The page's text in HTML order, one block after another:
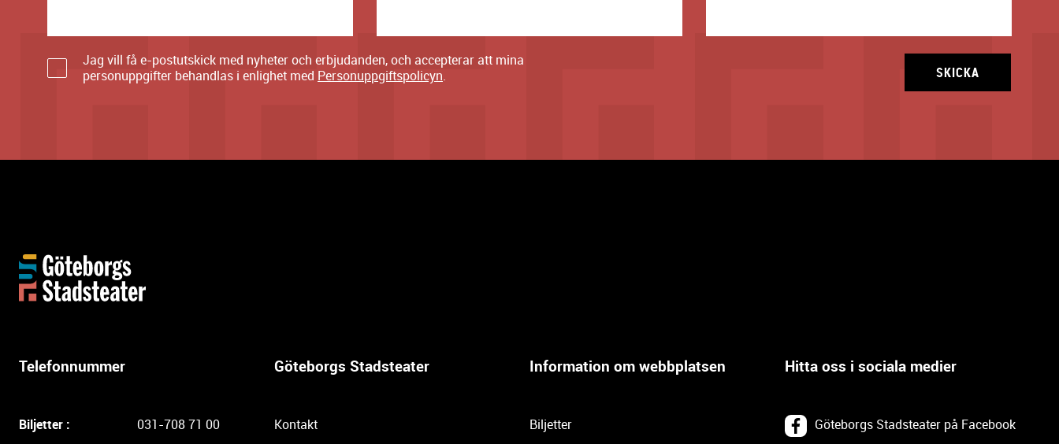
Jag vill få e-postutskick med nyheter och erbjudanden, och accepterar att mina
personuppgifter behandlas i enlighet med Personuppgiftspolicyn. SKICKA
Telefonnummer
Biljetter : 031-708 71 00
Göteborgs Stadsteater
Kontakt
Information om webbplatsen
Biljetter
Hitta oss i sociala medier
Göteborgs Stadsteater på Facebook